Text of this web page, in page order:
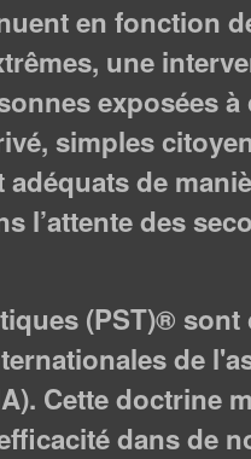
en fonction
une
exposées
simples
de
l’attente des
(PST)®
de
Cette doctrine
dans de